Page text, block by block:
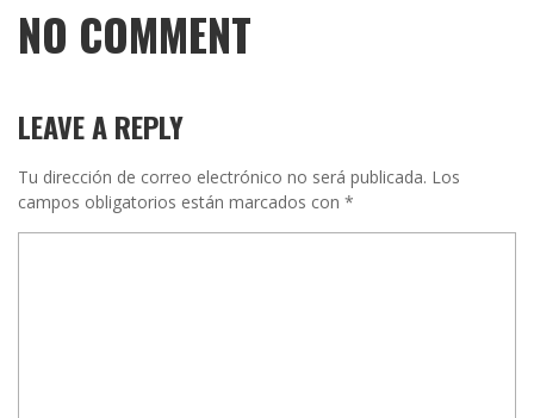
NO COMMENT
LEAVE A REPLY
Tu dirección de correo electrónico no será publicada. Los
campos obligatorios están marcados con *